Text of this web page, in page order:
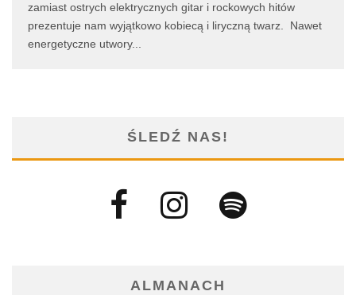
zamiast ostrych elektrycznych gitar i rockowych hitów
prezentuje nam wyjątkowo kobiecą i liryczną twarz. Nawet
energetyczne utwory...
ŚLEDŹ NAS!
ALMANACH